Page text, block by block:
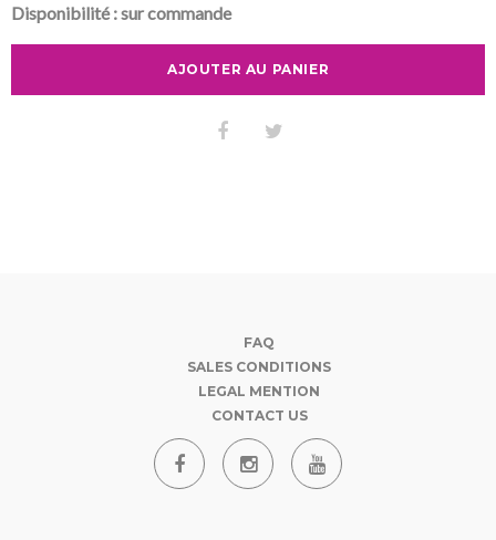
Disponibilité :sur commande
AJOUTER AU PANIER
FAQ
SALES CONDITIONS
LEGAL MENTION
CONTACT US